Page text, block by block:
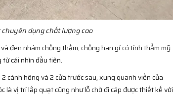
chuyên dụng chất lượng cao
đen nhám chống thấm, chống han gỉ có tính thẩm mỹ
cái nhìn đầu tiên.
cánh hông và 2 cửa trước sau, xung quanh viền của
là vị trí lắp quạt cũng như lỗ chờ đi cáp được thiết kế với